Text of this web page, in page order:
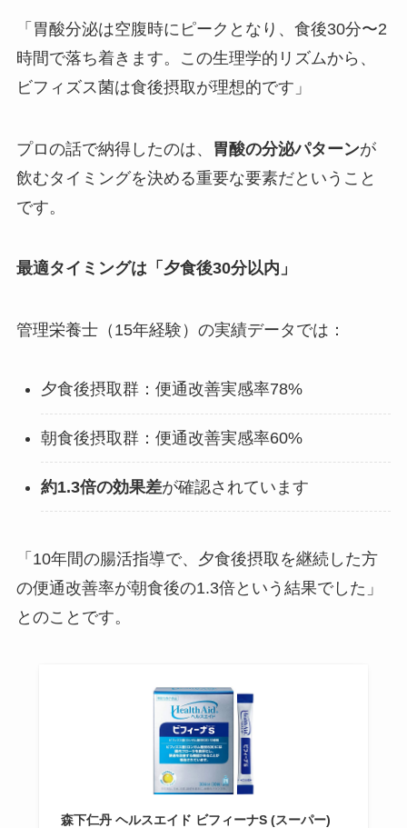
「胃酸分泌は空腹時にピークとなり、食後30分〜2
時間で落ち着きます。この生理学的リズムから、
ビフィズス菌は食後摂取が理想的です」
プロの話で納得したのは、 胃酸の分泌パターンが
飲むタイミングを決める重要な要素だということ
です。
最適タイミングは「夕食後30分以内」
管理栄養士（15年経験）の実績データでは：
夕食後摂取群：便通改善実感率78%
朝食後摂取群：便通改善実感率60%
約1.3倍の効果差が確認されています
「10年間の腸活指導で、夕食後摂取を継続した方
の便通改善率が朝食後の1.3倍という結果でした」
とのことです。
森下仁丹 ヘルスエイド ビフィーナS (スーパー)